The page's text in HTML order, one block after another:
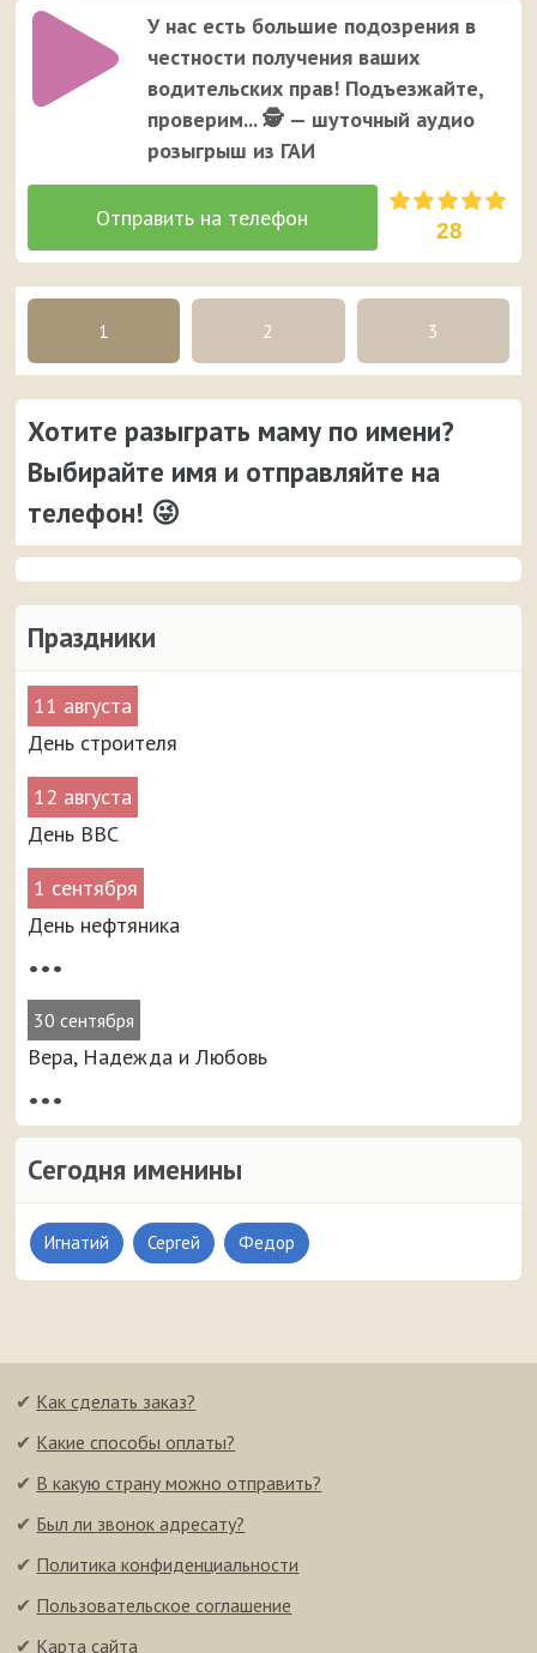
Праздники
11 августа
День строителя
12 августа
День ВВС
1 сентября
День нефтяника
•••
30 сентября
Вера, Надежда и Любовь
•••
Сегодня именины
Игнатий Сергей Федор
У нас есть большие подозрения в
честности получения ваших
водительских прав! Подъезжайте,
проверим... 🕵 — шуточный аудио
розыгрыш из ГАИ
28
1 2 3
Хотите разыграть маму по имени?
Выбирайте имя и отправляйте на
телефон! 😜
✔ Как сделать заказ?
✔ Какие способы оплаты?
✔ В какую страну можно отправить?
✔ Был ли звонок адресату?
✔ Политика конфиденциальности
✔ Пользовательское соглашение
✔ Карта сайта